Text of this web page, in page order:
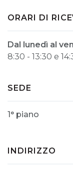
ORARI DI
Dal lunedì al
8:30 - 13:30 e
SEDE
1° piano
INDIRIZZO